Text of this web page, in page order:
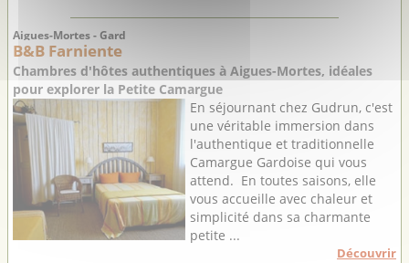
Aigues-Mortes - Gard
B&B Farniente
Chambres d'hôtes authentiques à Aigues-Mortes, idéales
pour explorer la Petite Camargue
En séjournant chez Gudrun, c'est
une véritable immersion dans
l'authentique et traditionnelle
Camargue Gardoise qui vous
attend. En toutes saisons, elle
vous accueille avec chaleur et
simplicité dans sa charmante
petite ...
Découvrir